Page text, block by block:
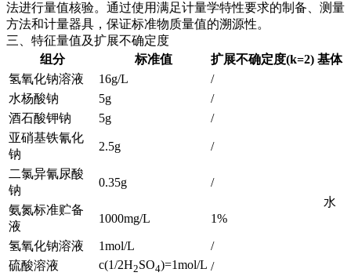
法进行量值核验。通过使用满足计量学特性要求的制备、测量
方法和计量器具，保证标准物质量值的溯源性。
三、特征量值及扩展不确定度
组分
标准值 扩展不确定度(k=2) 基体
氢氧化钠溶液
16g/L /
水
水杨酸钠 5g
/
酒石酸钾钠
5g
/
亚硝基铁氰化
钠
2.5g /
二氯异氰尿酸
钠
0.35g /
氨氮标准贮备
液
1000mg/L 1%
氢氧化钠溶液 1mol/L
/
硫酸溶液
c(1/2H2SO4)=1mol/L /